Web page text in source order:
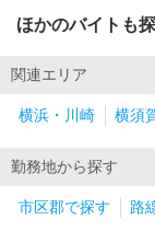
ほかのバイトも
関連エリア
横浜・川崎 横須
勤務地から探す
市区郡で探す 路